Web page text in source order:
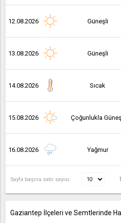
12.08.2026 Güneşli
13.08.2026 Güneşli
14.08.2026 Sıcak
15.08.2026 Çoğunlukla
16.08.2026 Yağmur
Sayfa başına satır sayısı:
Gaziantep İlçeleri ve Semtlerinde